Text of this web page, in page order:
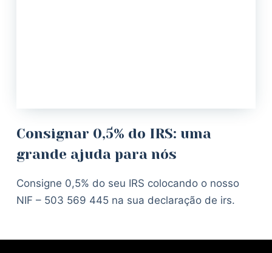
Consignar 0,5% do IRS: uma
grande ajuda para nós
Consigne 0,5% do seu IRS colocando o nosso
NIF – 503 569 445 na sua declaração de irs.